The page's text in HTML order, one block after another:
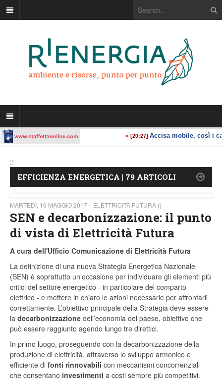
::
EFFICIENZA ENERGETICA | 79 ARTICOLI
MARTEDÌ, 16 MAGGIO 2017 ELETTRICITÀ FUTURA ()
SEN e decarbonizzazione: il punto
di vista di Elettricità Futura
A cura dell'Ufficio Comunicazione di Elettricità Futura
La definizione di una nuova Strategia Energetica Nazionale
(SEN) è soprattutto un’occasione per individuare gli elementi più
critici del settore energetico - in particolare del comparto
elettrico - e mettere in chiaro le azioni necessarie per affrontarli
correttamente. L’obiettivo principale della Strategia deve essere
la decarbonizzazione dell’economia del paese, obiettivo che
può essere raggiunto agendo lungo tre direttici.
In primo luogo, proseguendo con la decarbonizzazione della
produzione di elettricità, attraverso lo sviluppo armonico e
efficiente di fonti rinnovabili con meccanismi concorrenziali
che consentano investimenti a costi sempre più competitivi.